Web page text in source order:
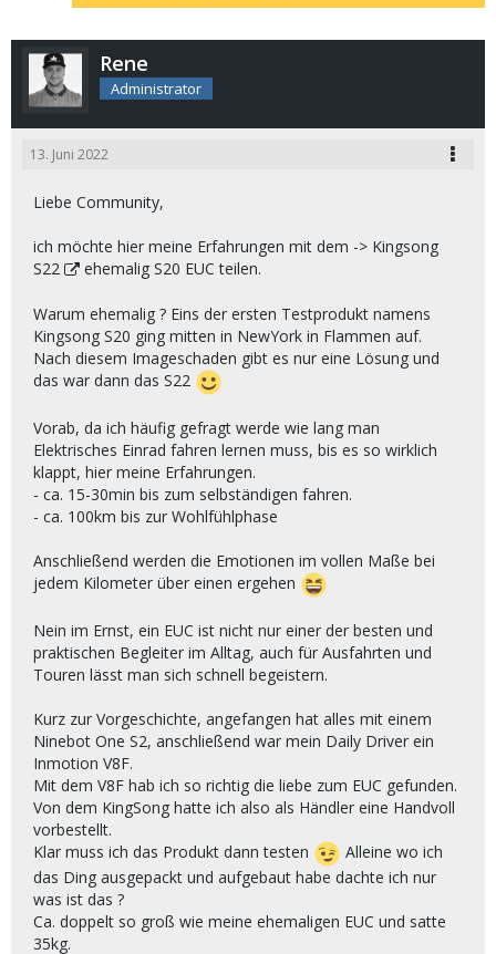
Rene
Administrator
13. Juni 2022
Liebe Community,
ich möchte hier meine Erfahrungen mit dem -> Kingsong
S22
ehemalig S20 EUC teilen.
Warum ehemalig ? Eins der ersten Testprodukt namens
Kingsong S20 ging mitten in NewYork in Flammen auf.
Nach diesem Imageschaden gibt es nur eine Lösung und
das war dann das S22
Vorab, da ich häufig gefragt werde wie lang man
Elektrisches Einrad fahren lernen muss, bis es so wirklich
klappt, hier meine Erfahrungen.
- ca. 15-30min bis zum selbständigen fahren.
- ca. 100km bis zur Wohlfühlphase
Anschließend werden die Emotionen im vollen Maße bei
jedem Kilometer über einen ergehen
Nein im Ernst, ein EUC ist nicht nur einer der besten und
praktischen Begleiter im Alltag, auch für Ausfahrten und
Touren lässt man sich schnell begeistern.
Kurz zur Vorgeschichte, angefangen hat alles mit einem
Ninebot One S2, anschließend war mein Daily Driver ein
Inmotion V8F.
Mit dem V8F hab ich so richtig die liebe zum EUC gefunden.
Von dem KingSong hatte ich also als Händler eine Handvoll
vorbestellt.
Klar muss ich das Produkt dann testen
Alleine wo ich
das Ding ausgepackt und aufgebaut habe dachte ich nur
was ist das ?
Ca. doppelt so groß wie meine ehemaligen EUC und satte
35kg.